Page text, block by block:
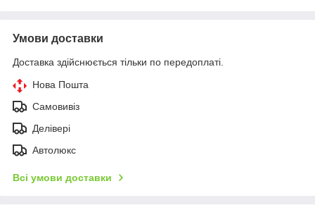
Умови доставки
Доставка здійснюється тільки по передоплаті.
Нова Пошта
Самовивіз
Делівері
Автолюкс
Всі умови доставки